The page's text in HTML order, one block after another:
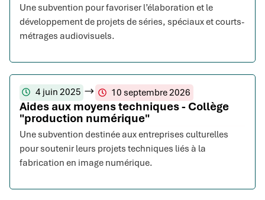
Une subvention pour favoriser l’élaboration et le
développement de projets de séries, spéciaux et courts-
métrages audiovisuels.
4 juin 2025 10 septembre 2026
Aides aux moyens techniques - Collège
"production numérique"
Une subvention destinée aux entreprises culturelles
pour soutenir leurs projets techniques liés à la
fabrication en image numérique.